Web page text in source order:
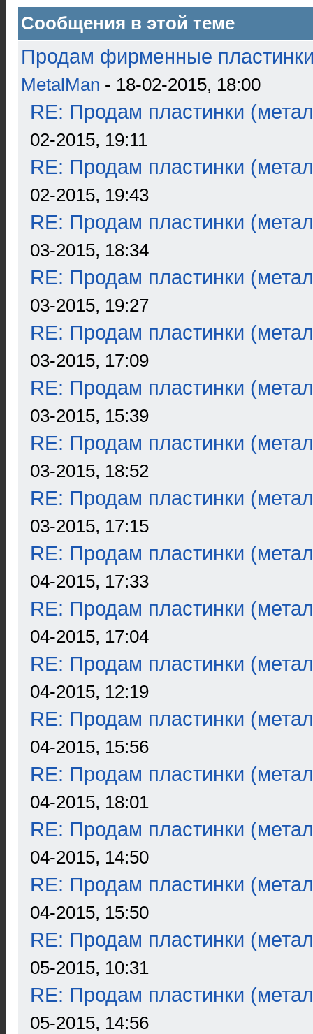
Сообщения в этой теме
Продам фирменные
MetalMan - 18-02-2015, 18:00
RE: Продам пластинки
02-2015, 19:11
RE: Продам пластинки
02-2015, 19:43
RE: Продам пластинки
03-2015, 18:34
RE: Продам пластинки
03-2015, 19:27
RE: Продам пластинки
03-2015, 17:09
RE: Продам пластинки
03-2015, 15:39
RE: Продам пластинки
03-2015, 18:52
RE: Продам пластинки
03-2015, 17:15
RE: Продам пластинки
04-2015, 17:33
RE: Продам пластинки
04-2015, 17:04
RE: Продам пластинки
04-2015, 12:19
RE: Продам пластинки
04-2015, 15:56
RE: Продам пластинки
04-2015, 18:01
RE: Продам пластинки
04-2015, 14:50
RE: Продам пластинки
04-2015, 15:50
RE: Продам пластинки
05-2015, 10:31
RE: Продам пластинки
05-2015, 14:56